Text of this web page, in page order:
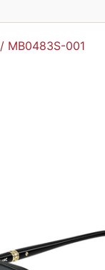
/ MB0483S-001